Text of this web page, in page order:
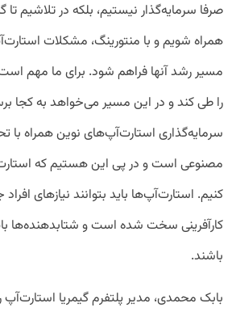
صرفا سرمایه‌گذار نیستیم، بلکه در تلاشیم تا
همراه شویم و با منتورینگ، مشکلات
مسیر رشد آنها فراهم شود. برای ما مهم
را طی کند و در این مسیر می‌خواهد به
سرمایه‌گذاری استارت‌آپ‌های نوین همراه
مصنوعی است و در پی این هستیم که
کنیم. استارت‌آپ‌ها باید بتوانند نیازهای افراد
کارآفرینی سخت شده است و شتابدهنده‌ها
باشند.
بابک محمدی، مدیر پلتفرم گیمریا